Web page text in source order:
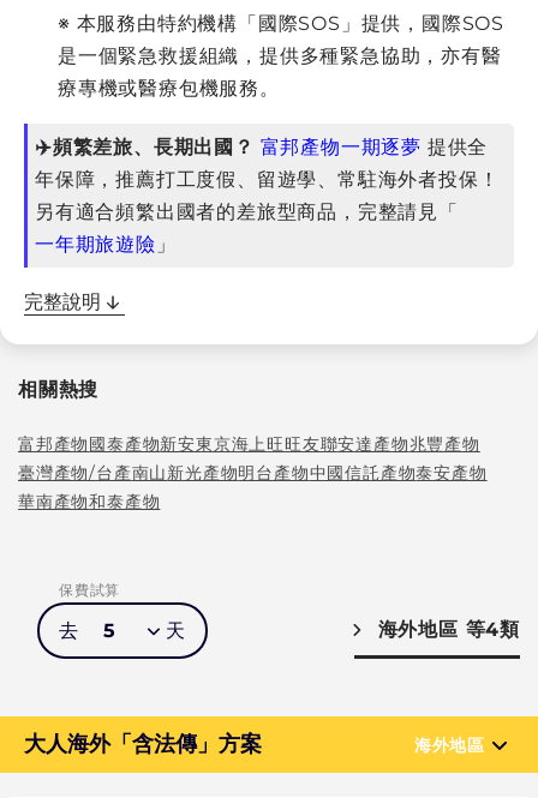
※ 本服務由特約機構「國際SOS」提供，國際SOS
是一個緊急救援組織，提供多種緊急協助，亦有醫
療專機或醫療包機服務。
✈️頻繁差旅、長期出國？ 富邦產物一期逐夢 提供全
年保障，推薦打工度假、留遊學、常駐海外者投保！
另有適合頻繁出國者的差旅型商品，完整請見「
一年期旅遊險 」
完整說明
相關熱搜
富邦產物國泰產物新安東京海上旺旺友聯安達產物兆豐產物
臺灣產物/台產南山新光產物明台產物中國信託產物泰安產物
華南產物和泰產物
保費試算
去 5 天 海外地區 等4類
大人海外「含法傳」方案 海外地區